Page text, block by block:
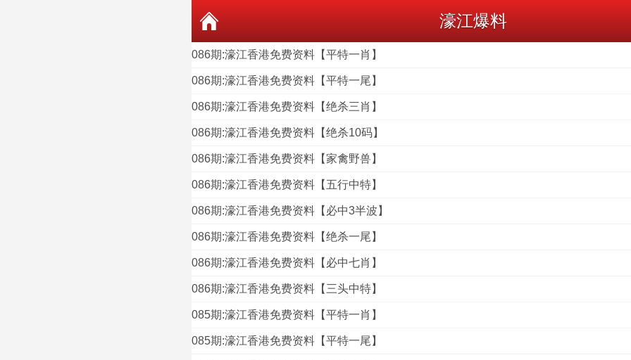
濠江爆料
086期:濠江香港免费资料【平特一肖】
086期:濠江香港免费资料【平特一尾】
086期:濠江香港免费资料【绝杀三肖】
086期:濠江香港免费资料【绝杀10码】
086期:濠江香港免费资料【家禽野兽】
086期:濠江香港免费资料【五行中特】
086期:濠江香港免费资料【必中3半波】
086期:濠江香港免费资料【绝杀一尾】
086期:濠江香港免费资料【必中七肖】
086期:濠江香港免费资料【三头中特】
085期:濠江香港免费资料【平特一肖】
085期:濠江香港免费资料【平特一尾】